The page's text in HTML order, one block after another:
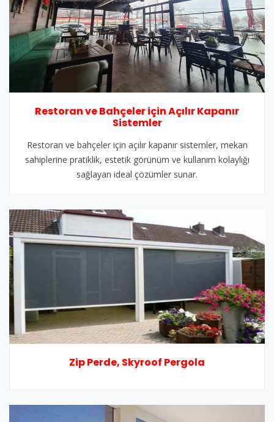
Restoran ve Bahçeler için Açılır Kapanır
Sistemler
Restoran ve bahçeler için açılır kapanır sistemler, mekan
sahiplerine pratiklik, estetik görünüm ve kullanım kolaylığı
sağlayan ideal çözümler sunar.
Zip Perde, Skyroof Pergola